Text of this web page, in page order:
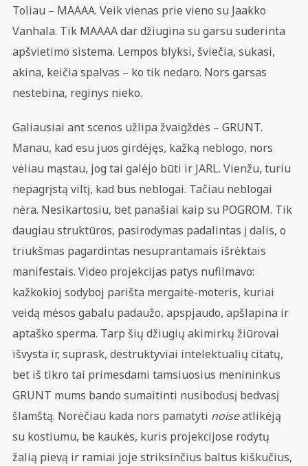
Toliau – MAAAA. Veik vienas prie vieno su Jaakko
Vanhala. Tik MAAAA dar džiugina su garsu suderinta
apšvietimo sistema. Lempos blyksi, šviečia, sukasi,
akina, keičia spalvas – ko tik nedaro. Nors garsas
nestebina, reginys nieko.
Galiausiai ant scenos užlipa žvaigždės – GRUNT.
Manau, kad esu juos girdėjęs, kažką neblogo, nors
vėliau mąstau, jog tai galėjo būti ir JARL. Vienžu, turiu
nepagrįstą viltį, kad bus neblogai. Tačiau neblogai
nėra. Nesikartosiu, bet panašiai kaip su POGROM. Tik
daugiau struktūros, pasirodymas padalintas į dalis, o
triukšmas pagardintas nesuprantamais išrėktais
manifestais. Video projekcijas patys nufilmavo:
kažkokioj sodyboj parišta mergaitė-moteris, kuriai
veidą mėsos gabalu padaužo, apspjaudo, apšlapina ir
aptaško sperma. Tarp šių džiugių akimirkų žiūrovai
išvysta ir, suprask, destruktyviai intelektualių citatų,
bet iš tikro tai primesdami tamsiuosius menininkus
GRUNT mums bando sumaitinti nusibodusį bedvasį
šlamštą. Norėčiau kada nors pamatyti noiseatlikėją
su kostiumu, be kaukės, kuris projekcijose rodytų
žalią pievą ir ramiai joje striksinčius baltus kiškučius,